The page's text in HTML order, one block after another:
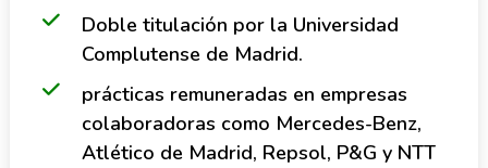
Doble titulación por la Universidad
Complutense de Madrid.
prácticas remuneradas en empresas
colaboradoras como Mercedes-Benz,
Atlético de Madrid, Repsol, P&G y NTT